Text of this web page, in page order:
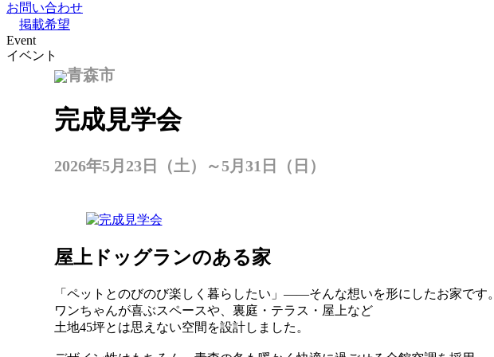
お問い合わせ
掲載希望
Event
イベント
青森市
完成見学会
2026年5月23日（土）～5月31日（日）
屋上ドッグランのある家
「ペットとのびのび楽しく暮らしたい」――そんな想いを形にしたお家です。
ワンちゃんが喜ぶスペースや、裏庭・テラス・屋上など
土地45坪とは思えない空間を設計しました。